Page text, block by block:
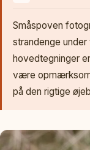
Småspoven
strandenge
hovedtegninger
være
på den rigtige